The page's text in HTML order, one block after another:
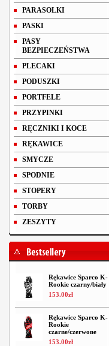
PARASOLKI
PASKI
PASY
BEZPIECZEŃSTWA
PLECAKI
PODUSZKI
PORTFELE
PRZYPINKI
RĘCZNIKI I KOCE
RĘKAWICE
SMYCZE
SPODNIE
STOPERY
TORBY
ZESZYTY
Rękawice Sparco K-
Rookie czarny/biały
153.00zł
Rękawice Sparco K-
Rookie
czarne/czerwone
153.00zł